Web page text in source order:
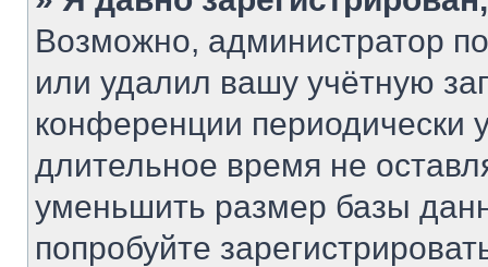
Возможно, администратор
или удалил вашу учётную
конференции периодически
длительное время не
уменьшить размер базы
попробуйте